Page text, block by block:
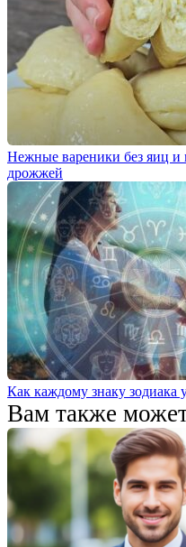
Нежные вареники без яиц и
дрожжей
Как каждому знаку зодиака
Вам также